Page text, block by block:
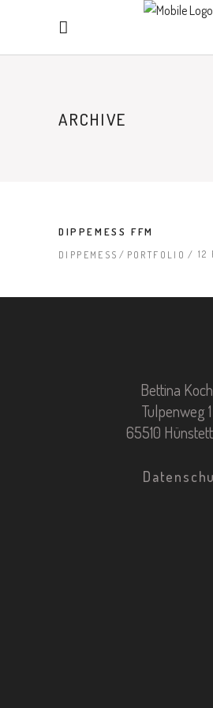
ARCHIVE
DIPPEMESS FFM
DIPPEMESS PORTFOLIO 12
Bettina Koch
Tulpenweg 1
65510